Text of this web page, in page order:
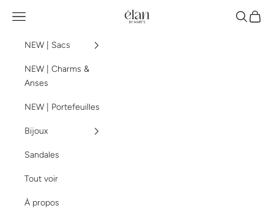
élan by mart's
Menu Panier
NEW | Sacs
NEW | Charms &
Anses
NEW | Portefeuilles
Bijoux
Sandales
Tout voir
À propos